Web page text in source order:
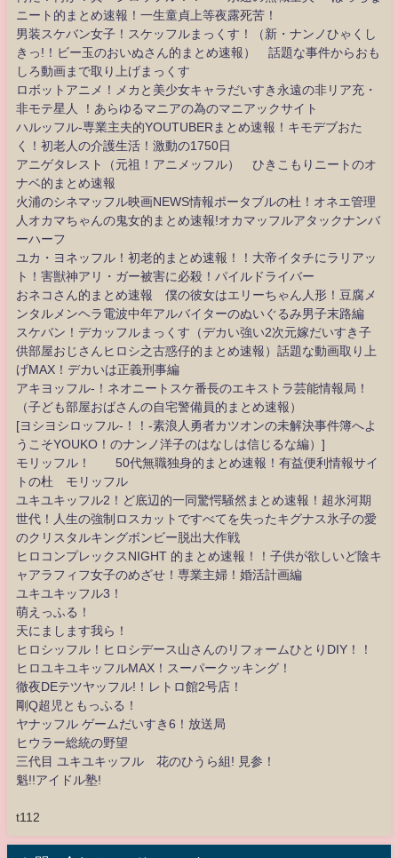
ニート的まとめ速報！一生童貞上等夜露死苦！
男装スケバン女子！スケッフルまっくす！（新・ナンノひゃくし
きっ!！ビー玉のおいぬさん的まとめ速報） 話題な事件からおも
しろ動画まで取り上げまっくす
ロボットアニメ！メカと美少女キャラだいすき永遠の非リア充・
非モテ星人 ！あらゆるマニアの為のマニアックサイト
ハルッフル-専業主夫的YOUTUBERまとめ速報！キモデブおた
く！初老人の介護生活！激動の1750日
アニゲタレスト（元祖！アニメッフル） ひきこもりニートのオ
ナベ的まとめ速報
火浦のシネマッフル映画NEWS情報ポータブルの杜！オネエ管理
人オカマちゃんの鬼女的まとめ速報!オカマッフルアタックナンバ
ーハーフ
ユカ・ヨネッフル！初老的まとめ速報！！大帝イタチにラリアッ
ト！害獣神アリ・ガー被害に必殺！パイルドライバー
おネコさん的まとめ速報 僕の彼女はエリーちゃん人形！豆腐メ
ンタルメンヘラ電波中年アルバイターのぬいぐるみ男子末路編
スケバン！デカッフルまっくす（デカい強い2次元嫁だいすき子
供部屋おじさんヒロシ之古惑仔的まとめ速報）話題な動画取り上
げMAX！デカいは正義刑事編
アキヨッフル-！ネオニートスケ番長のエキストラ芸能情報局！
（子ども部屋おばさんの自宅警備員的まとめ速報）
[ヨシヨシロッフル-！！-素浪人勇者カツオンの未解決事件簿へよ
うこそYOUKO！のナンノ洋子のはなしは信じるな編）]
モリッフル！ 50代無職独身的まとめ速報！有益便利情報サイ
トの杜 モリッフル
ユキユキッフル2！ど底辺的一同驚愕騒然まとめ速報！超氷河期
世代！人生の強制ロスカットですべてを失ったキグナス氷子の愛
のクリスタルキングボンビー脱出大作戦
ヒロコンプレックスNIGHT 的まとめ速報！！子供が欲しいど陰キ
ャアラフィフ女子のめざせ！専業主婦！婚活計画編
ユキユキッフル3！
萌えっふる！
天にまします我ら！
ヒロシッフル！ヒロシデース山さんのリフォームひとりDIY！！
ヒロユキユキッフルMAX！スーパークッキング！
徹夜DEテツヤッフル!！レトロ館2号店！
剛Q超児ともっふる！
ヤナッフル ゲームだいすき6！放送局
ヒウラー総統の野望
三代目 ユキユキッフル 花のひうら組! 見参！
魁!!アイドル塾!
t112